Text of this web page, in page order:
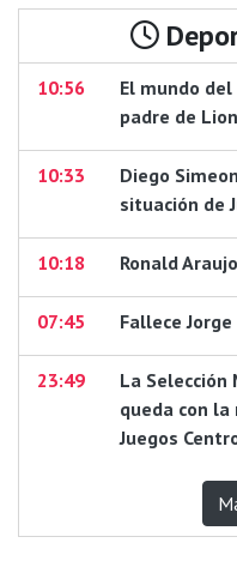
10:56
El mundo
padre de
10:33
Diego
situación de
10:18 Ronald
07:45 Fallece
23:49
La Selección
queda con
Juegos